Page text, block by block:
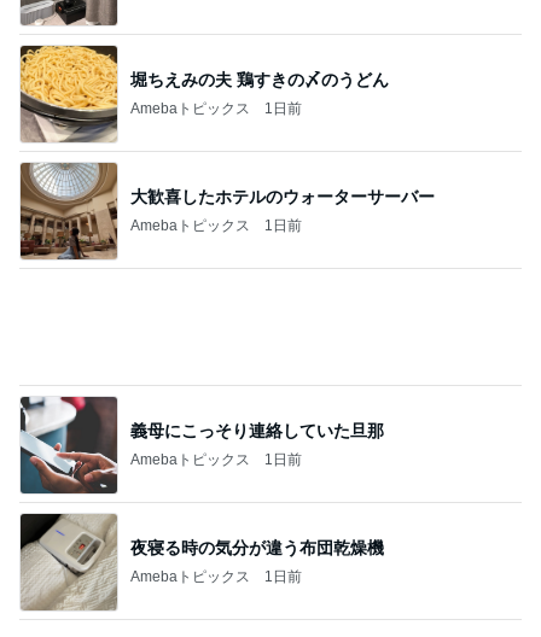
堀ちえみの夫 鶏すきの〆のうどん
Amebaトピックス 1日前
大歓喜したホテルのウォーターサーバー
Amebaトピックス 1日前
義母にこっそり連絡していた旦那
Amebaトピックス 1日前
夜寝る時の気分が違う布団乾燥機
Amebaトピックス 1日前